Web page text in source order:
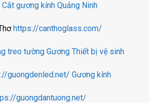
Cắt gương kính Quảng Ninh
https://canthoglass.com/
treo tường Gương Thiết bị vệ sinh
guongdenled.net/ Gương kính
guongdantuong.net/